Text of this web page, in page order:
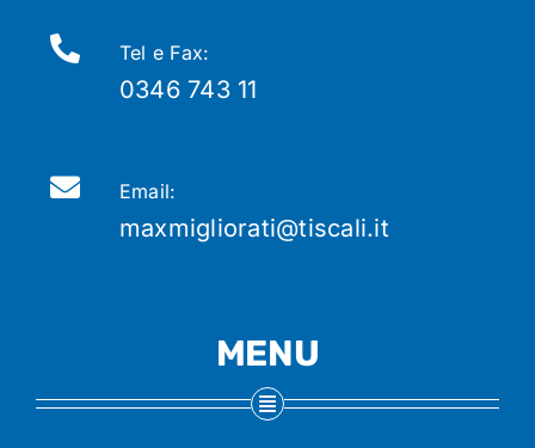
Tel e Fax:
0346 743 11
Email:
maxmigliorati@tiscali.it
MENU